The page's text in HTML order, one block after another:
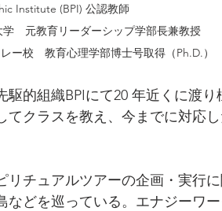
Institute (BPI) 公認教師
　元教育リーダーシップ学部長兼教授
ー校　教育心理学部博士号取得（Ph.D.）
的組織BPIにて20 年近くに渡り
てクラスを教え、今までに対応
リチュアルツアーの企画・実行
などを巡っている。エナジーワ